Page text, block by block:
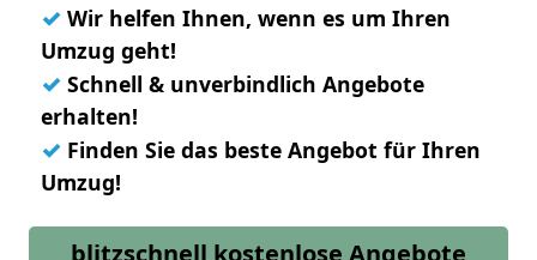
✓ Wir helfen Ihnen, wenn es um Ihren
Umzug geht!
✓ Schnell & unverbindlich Angebote
erhalten!
✓ Finden Sie das beste Angebot für Ihren
Umzug!
blitzschnell kostenlose Angebote